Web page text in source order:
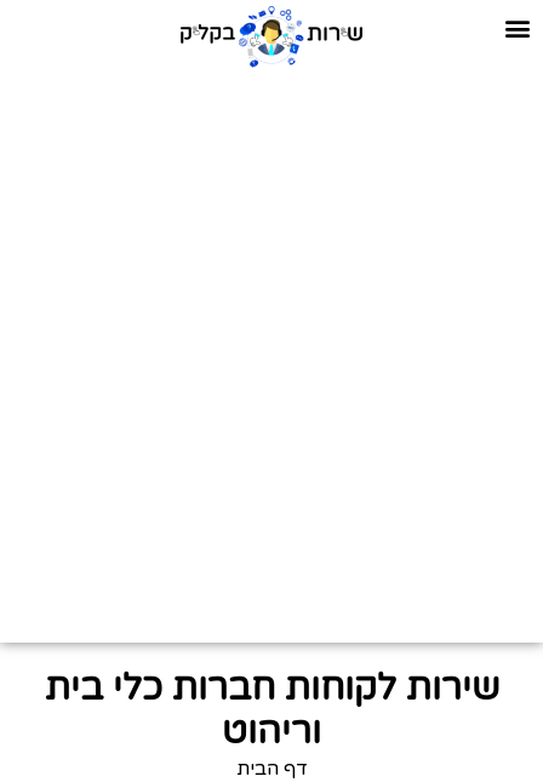
שירות לקוחות חברות כלי בית
וריהוט
דף הבית